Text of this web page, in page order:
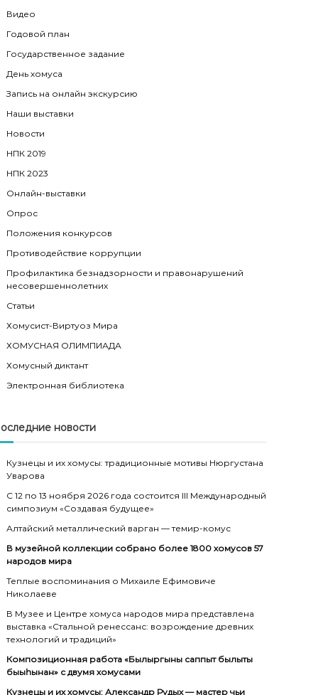
Видео
Годовой план
Государственное задание
День хомуса
Запись на онлайн экскурсию
Наши выставки
Новости
НПК 2019
НПК 2023
Онлайн-выставки
Опрос
Положения конкурсов
Противодействие коррупции
Профилактика безнадзорности и правонарушений
несовершеннолетних
Статьи
Хомусист-Виртуоз Мира
ХОМУСНАЯ ОЛИМПИАДА
Хомусный диктант
Электронная библиотека
новости
Кузнецы и их хомусы: традиционные мотивы Нюргустана
Уварова
С 12 по 13 ноября 2026 года состоится III Международный
симпозиум «Создавая будущее»
Алтайский металлический варган — темир-комус
В музейной коллекции собрано более 1800 хомусов 57
народов мира
Теплые воспоминания о Михаиле Ефимовиче
Николаеве
В Музее и Центре хомуса народов мира представлена
выставка «Стальной ренессанс: возрождение древних
технологий и традиций»
Композиционная работа «Былыргыны саппыт былыты
быыһынан» с двумя хомусами
Кузнецы и их хомусы: Александр Рудых — мастер чьи